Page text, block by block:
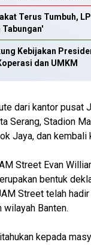
Terus Tumbuh,
Tabungan'
Kebijakan
dan UMKM
dari kantor pusat
Serang, Stadion
Jaya, dan kembali
Street Evan
bentuk
Street telah
wilayah Banten.
kepada